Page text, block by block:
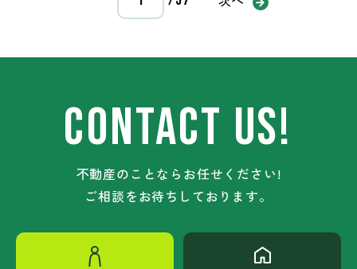
CONTACT US!
不動産のことならお任せください!
ご相談をお待ちしております。